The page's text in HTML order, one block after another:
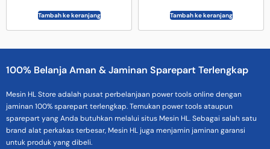
Tambah ke keranjang Tambah ke keranjang
100% Belanja Aman & Jaminan Sparepart Terlengkap
Mesin HL Store adalah pusat perbelanjaan power tools online dengan
jaminan 100% sparepart terlengkap. Temukan power tools ataupun
sparepart yang Anda butuhkan melalui situs Mesin HL. Sebagai salah satu
brand alat perkakas terbesar, Mesin HL juga menjamin jaminan garansi
untuk produk yang dibeli.